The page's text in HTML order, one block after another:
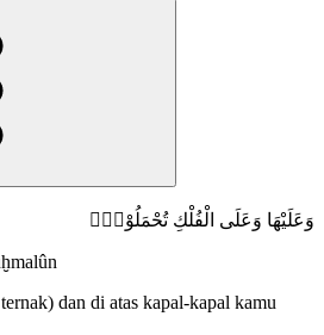
وَعَلَيْهَا وَعَلَى الْفُلْكِ تُحْمَلُوْنَࣖ
dan di atas kapal-kapal kamu